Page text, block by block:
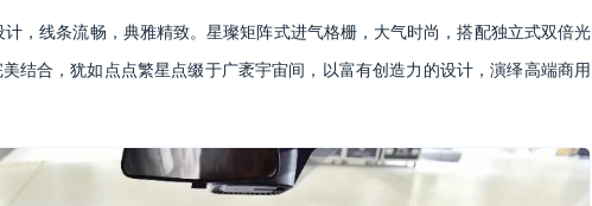
，线条流畅，典雅精致。星璨矩阵式进气格栅，大气时尚，搭配独立式双倍光
结合，犹如点点繁星点缀于广袤宇宙间，以富有创造力的设计，演绎高端商用